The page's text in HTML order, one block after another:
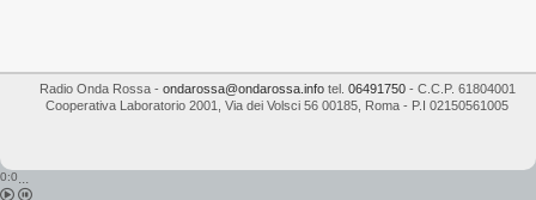
Radio Onda Rossa- ondarossa@ondarossa.infotel. 06491750- C.C.P. 61804001
Cooperativa Laboratorio 2001
Via dei Volsci 56 00185 Roma - P.I 02150561005
0:0...